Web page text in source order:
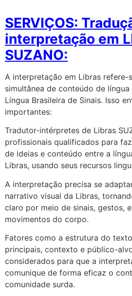
SERVIÇOS:
interpretação em
SUZANO:
A interpretação em Libras refere-
simultânea de conteúdo de
Língua Brasileira de Sinais. Isso
importantes:
Tradutor-intérpretes de Libras
profissionais qualificados para
de ideias e conteúdo entre a
Libras, usando seus recursos
A interpretação precisa se
narrativo visual da Libras,
claro por meio de sinais, gestos,
movimentos do corpo.
Fatores como a estrutura do
principais, contexto e público-
considerados para que a
comunique de forma eficaz o
comunidade surda.